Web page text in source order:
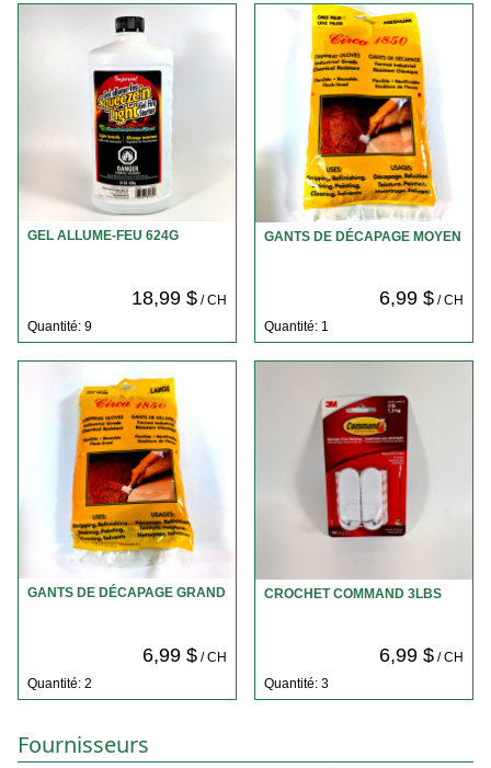
GEL ALLUME-FEU 624G
18,99 $/ CH
Quantité: 9
GANTS DE DÉCAPAGE MOYEN
6,99 $/ CH
Quantité: 1
GANTS DE DÉCAPAGE GRAND
6,99 $/ CH
Quantité: 2
CROCHET COMMAND 3LBS
6,99 $/ CH
Quantité: 3
Fournisseurs